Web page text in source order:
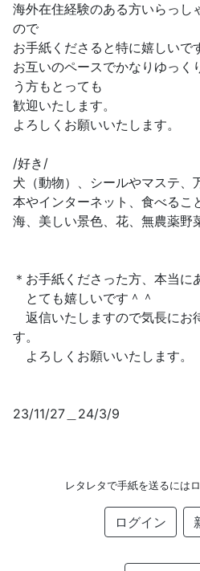
海外在住経験のある方いらっし
ので
お手紙くださると特に嬉しいで
お互いのペースでかなりゆっく
う方もとっても
歓迎いたします。
よろしくお願いいたします。
/好き/
犬（動物）、シールやマステ、
本やインターネット、食べるこ
海、美しい景色、花、無農薬野
＊お手紙くださった方、本当に
とても嬉しいです＾＾
返信いたしますので気長にお
す。
よろしくお願いいたします。
23/11/27＿24/3/9
レタレタで手紙を送るには
ログイン